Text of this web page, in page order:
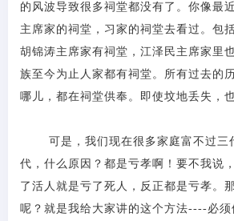
的风波导致很多祠堂都没有了。你像最
主席家的祠堂，习家的祠堂去看过。包
胡锦涛主席家有祠堂，江泽民主席家里
族至今为止人家都有祠堂。所有过去的
哪儿，都在祠堂供奉。即使坟地丢失，
可是，我们现在很多家庭富不过三
代，什么原因？都是亏孝啊！要不我说
了活人就是亏了死人，反正都是亏孝。
呢？就是我给大家讲的这个方法----必须